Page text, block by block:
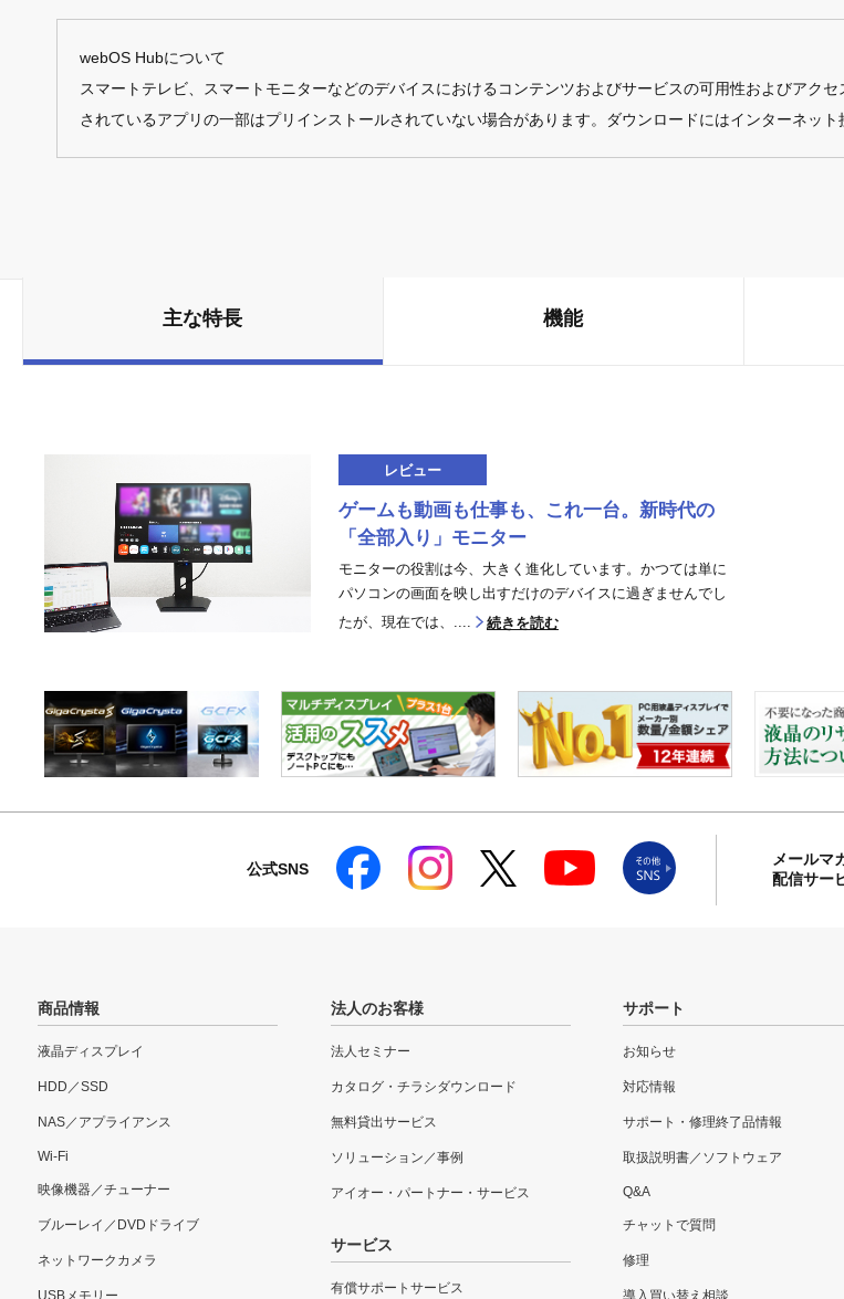
webOS Hubについて
スマートテレビ、スマートモニターなどのデバイスにおけるコンテンツおよびサービスの可用性およびアク
されているアプリの一部はプリインストールされていない場合があります。ダウンロードにはインターネッ
主な特長 機能
レビュー
ゲームも動画も仕事も、これ一台。新時代の
「全部入り」モニター
モニターの役割は今、大きく進化しています。かつては単に
パソコンの画面を映し出すだけのデバイスに過ぎませんでし
たが、現在では、....
続きを読む
公式SNS
メールマ
配信サー
商品情報
液晶ディスプレイ
HDD／SSD
NAS／アプライアンス
Wi-Fi
映像機器／チューナー
ブルーレイ／DVDドライブ
ネットワークカメラ
USBメモリー
法人のお客様
法人セミナー
カタログ・チラシダウンロード
無料貸出サービス
ソリューション／事例
アイオー・パートナー・サービス
サービス
有償サポートサービス
サポート
お知らせ
対応情報
サポート・修理終了品情報
取扱説明書／ソフトウェア
Q&A
チャットで質問
修理
導入買い替え相談